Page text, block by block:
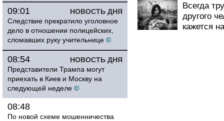
НОВОСТЬ ДНЯ
09:01
Следствие прекратило уголовное
дело в отношении полицейских,
сломавших руку учительнице ©
НОВОСТЬ ДНЯ
08:54
Представители Трампа могут
приехать в Киев и Москву на
следующей неделе ©
08:48
По новой схеме мошенничества
Всегда
другого
кажется